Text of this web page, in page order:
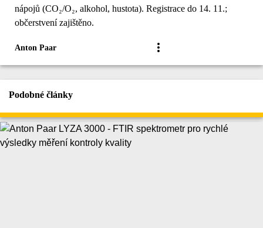
nápojů (CO₂/O₂, alkohol, hustota). Registrace do 14. 11.;
občerstvení zajištěno.
Anton Paar
Podobné články